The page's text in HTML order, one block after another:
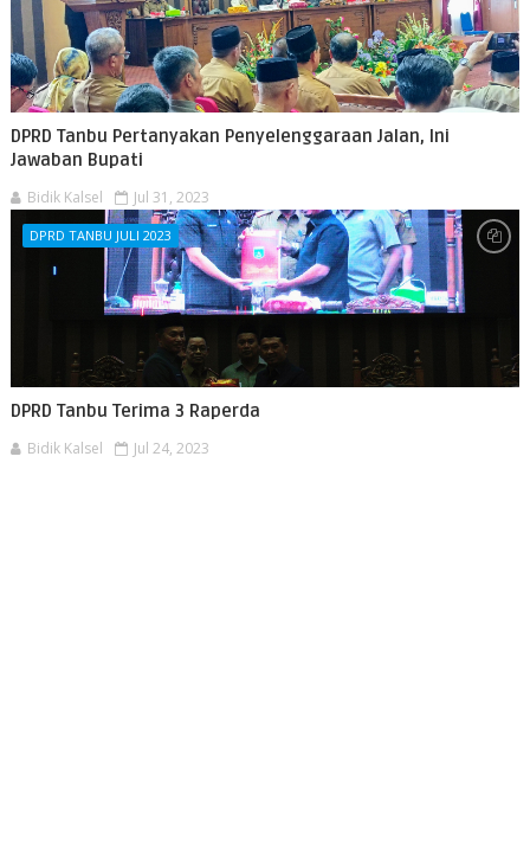
DPRD Tanbu Pertanyakan Penyelenggaraan Jalan, Ini
Jawaban Bupati
Bidik Kalsel Jul 31, 2023
DPRD TANBU JULI 2023
DPRD Tanbu Terima 3 Raperda
Bidik Kalsel Jul 24, 2023